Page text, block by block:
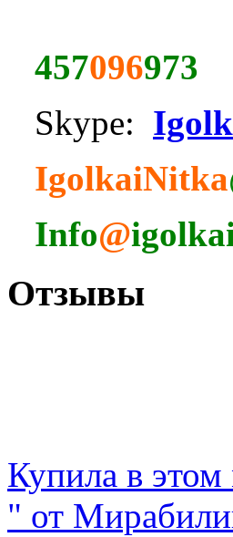
457096973
Skype:
IgolkaiNitka
Info@
Отзывы
Купила в
" от